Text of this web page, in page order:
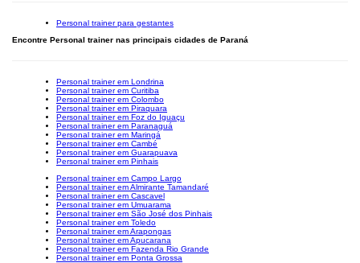
Personal trainer para gestantes
Encontre Personal trainer nas principais cidades de Paraná
Personal trainer em Londrina
Personal trainer em Curitiba
Personal trainer em Colombo
Personal trainer em Piraquara
Personal trainer em Foz do Iguaçu
Personal trainer em Paranaguá
Personal trainer em Maringá
Personal trainer em Cambé
Personal trainer em Guarapuava
Personal trainer em Pinhais
Personal trainer em Campo Largo
Personal trainer em Almirante Tamandaré
Personal trainer em Cascavel
Personal trainer em Umuarama
Personal trainer em São José dos Pinhais
Personal trainer em Toledo
Personal trainer em Arapongas
Personal trainer em Apucarana
Personal trainer em Fazenda Rio Grande
Personal trainer em Ponta Grossa